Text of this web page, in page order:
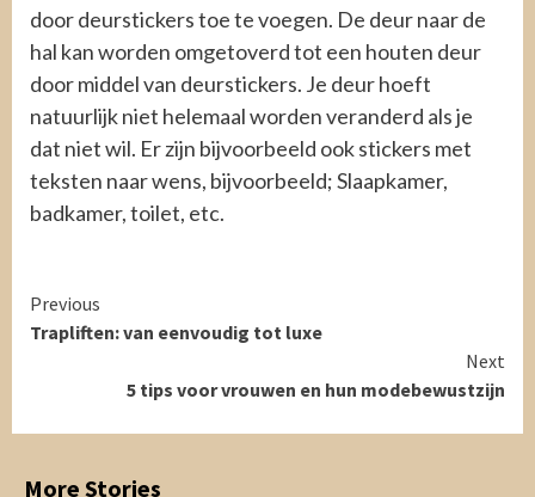
door deurstickers toe te voegen. De deur naar de
hal kan worden omgetoverd tot een houten deur
door middel van deurstickers. Je deur hoeft
natuurlijk niet helemaal worden veranderd als je
dat niet wil. Er zijn bijvoorbeeld ook stickers met
teksten naar wens, bijvoorbeeld; Slaapkamer,
badkamer, toilet, etc.
Continue
Reading
Previous
Trapliften: van eenvoudig tot luxe
Next
5 tips voor vrouwen en hun modebewustzijn
More Stories